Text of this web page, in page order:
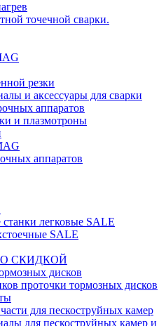
точечной сварки.
резки
и аксессуары для сварки
аппаратов
и плазмотроны
аппаратов
легковые SALE
SALE
СКИДКОЙ
дисков
проточки тормозных дисков
для пескоструйных камер
для пескоструйных камер и